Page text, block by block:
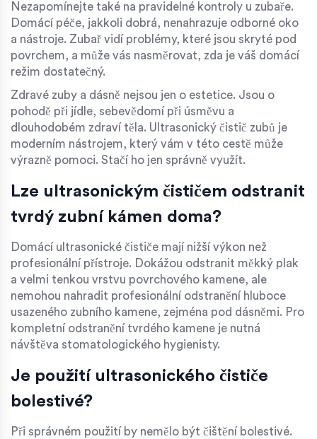
Nezapomínejte také na pravidelné kontroly u zubaře.
Domácí péče, jakkoli dobrá, nenahrazuje odborné oko
a nástroje. Zubař vidí problémy, které jsou skryté pod
povrchem, a může vás nasměrovat, zda je váš domácí
režim dostatečný.
Zdravé zuby a dásně nejsou jen o estetice. Jsou o
pohodě při jídle, sebevědomí při úsměvu a
dlouhodobém zdraví těla. Ultrasonický čistič zubů je
moderním nástrojem, který vám v této cestě může
výrazně pomoci. Stačí ho jen správně využít.
Lze ultrasonickým čističem odstranit
tvrdý zubní kámen doma?
Domácí ultrasonické čističe mají nižší výkon než
profesionální přístroje. Dokážou odstranit měkký plak
a velmi tenkou vrstvu povrchového kamene, ale
nemohou nahradit profesionální odstranění hluboce
usazeného zubního kamene, zejména pod dásněmi. Pro
kompletní odstranění tvrdého kamene je nutná
návštěva stomatologického hygienisty.
Je použití ultrasonického čističe
bolestivé?
Při správném použití by nemělo být čištění bolestivé.